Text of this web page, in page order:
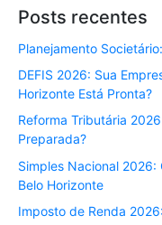
Posts recentes
Planejamento
DEFIS 2026: Sua
Horizonte Está Pronta?
Reforma Tributária
Preparada?
Simples Nacional 2026:
Belo Horizonte
Imposto de Renda